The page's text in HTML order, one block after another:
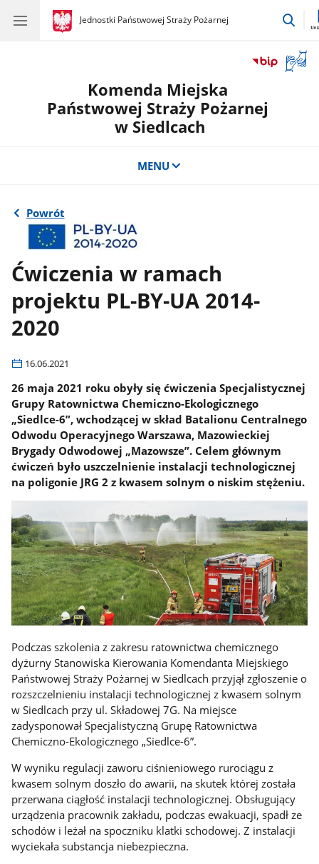
gov.pl
Jednostki Państwowej Straży Pożarnej
gov.pl
Jednostki
okno
Komenda Miejska
Państwowej Straży Pożarnej
w Siedlcach
MENU
Powrót
Ćwiczenia w ramach
projektu PL-BY-UA 2014-
2020
16.06.2021
26 maja 2021 roku obyły się ćwiczenia Specjalistycznej
Grupy Ratownictwa Chemiczno-Ekologicznego
„Siedlce-6”, wchodzącej w skład Batalionu Centralnego
Odwodu Operacyjnego Warszawa, Mazowieckiej
Brygady Odwodowej „Mazowsze”. Celem głównym
ćwiczeń było uszczelnienie instalacji technologicznej
na poligonie JRG 2 z kwasem solnym o niskim stężeniu.
Podczas szkolenia z zakresu ratownictwa chemicznego
dyżurny Stanowiska Kierowania Komendanta Miejskiego
Państwowej Straży Pożarnej w Siedlcach przyjął zgłoszenie o
rozszczelnieniu instalacji technologicznej z kwasem solnym
w Siedlcach przy ul. Składowej 7G. Na miejsce
zadysponował Specjalistyczną Grupę Ratownictwa
Chemiczno-Ekologicznego „Siedlce-6”.
W wyniku regulacji zaworu ciśnieniowego rurociągu z
kwasem solnym doszło do awarii, na skutek której została
przerwana ciągłość instalacji technologicznej. Obsługujący
urządzenia pracownik zakładu, podczas ewakuacji, spadł ze
schodów i leżał na spoczniku klatki schodowej. Z instalacji
wyciekała substancja niebezpieczna.